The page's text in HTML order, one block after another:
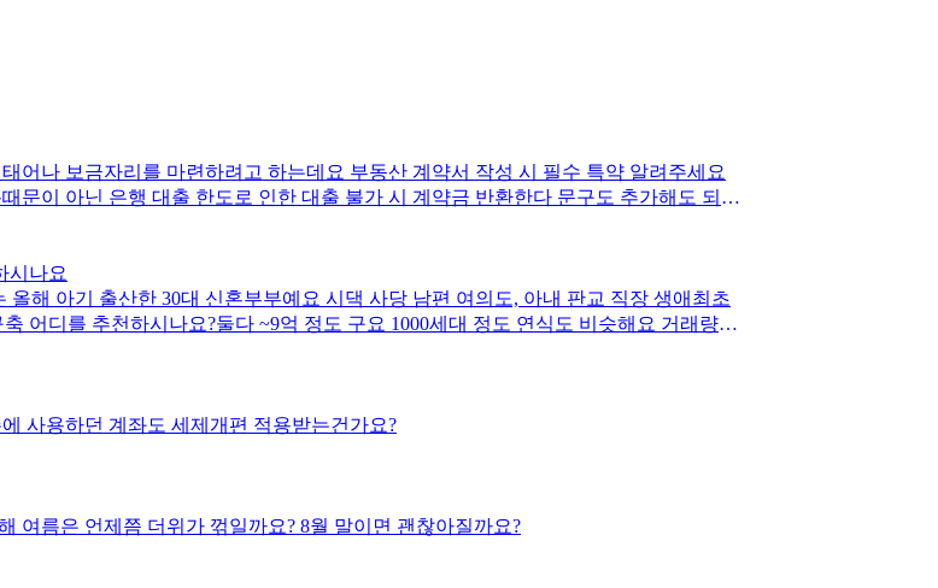
어나 보금자리를 마련하려고 하는데요 부동산 계약서 작성 시 필수 특약 알려주세요
이 아닌 은행 대출 한도로 인한 대출 불가 시 계약금 반환한다 문구도 추가해도 되
시나요
해 아기 출산한 30대 신혼부부예요 시댁 사당 남편 여의도, 아내 판교 직장 생애최초
어디를 추천하시나요?둘다 ~9억 정도 구요 1000세대 정도 연식도 비슷해요 거래량은
아타기 관점에서 무조건 서울을 고집할건지 아니면 직주근접 평촌을 택할건지 추천
사용하던 계좌도 세제개편 적용받는건가요?
여름은 언제쯤 더위가 꺾일까요? 8월 말이면 괜찮아질까요?